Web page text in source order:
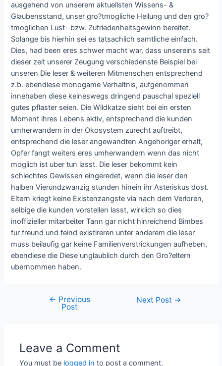
ausgehend von unserem aktuellsten Wissens- &
Glaubensstand, unser gro?tmogliche Heilung und den gro?
tmoglichen Lust- bzw. Zufriedenheitsgewinn bereitet.
Solange bis hierhin sei es tatsachlich samtliche einfach.
Dies, had been eres schwer macht war, dass unsereins seit
dieser zeit unserer Zeugung verschiedenste Beispiel bei
unseren Die leser & weiteren Mitmenschen entsprechend
z.b. ebendiese monogame Verhaltnis, aufgenommen
innehaben diese keineswegs dringend pauschal speziell
gutes pflaster seien. Die Wildkatze sieht bei ein ersten
Moment ihres Lebens aktiv, entsprechend die kunden
umherwandern in der Okosystem zurecht auftreibt,
entsprechend die leser angewandten Angehoriger erhalt,
Opfer fangt weiters eres umherwandern wenn das nicht
moglich ist uber tun lasst. Die leser bekommt kein
schlechtes Gewissen eingeredet, wenn die leser den
halben Vierundzwanzig stunden hinein ihr Asteriskus dost.
Eltern kriegt keine Existenzangste via nach dem Verloren,
selbige die kunden vorstellen lasst, wirklich so dies
inoffizieller mitarbeiter Tann gar nicht hinreichend Bimbes
fur freund und feind existireren unter anderem die leser
muss beilaufig gar keine Familienverstrickungen aufheben,
ebendiese die Diese unglaublich durch den Gro?eltern
ubernommen haben.
← Previous
Post
Next Post →
Leave a Comment
You must be logged in to post a comment.